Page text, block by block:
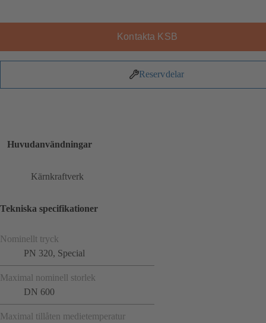
Kontakta KSB
Reservdelar
Huvudanvändningar
Kärnkraftverk
Tekniska specifikationer
Nominellt tryck
PN 320, Special
Maximal nominell storlek
DN 600
Maximal tillåten medietemperatur